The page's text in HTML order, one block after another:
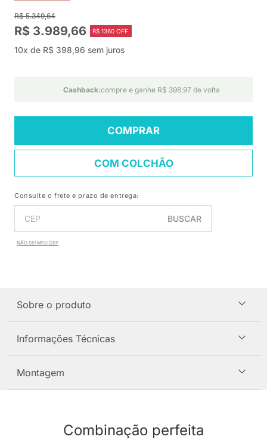
R$ 5.349,64
R$ 3.989,66 R$ 1360 OFF
10x de R$ 398,96 sem juros
Cashback:compre e ganhe R$ 398,97 de volta
COMPRAR
COM COLCHÃO
Consulte o frete e prazo de entrega:
BUSCAR
NÃO SEI MEU CEP
Sobre o produto
Informações Técnicas
Montagem
Combinação perfeita